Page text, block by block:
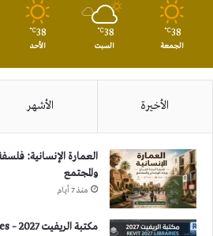
38
℃
الجمعة
38
℃
السبت
38
℃
الأحد
الأخيرة الأشهر
العمارة الإنسانية:
والمجتمع
منذ 7 أيام
مكتبة الريفيت 2027 – Revit 2027 Libraries